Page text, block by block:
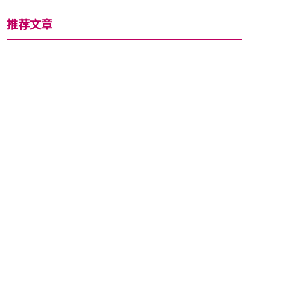
推荐文章